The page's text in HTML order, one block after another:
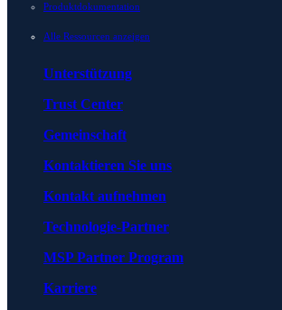
Produktdokumentation
Alle Ressourcen anzeigen
Unterstützung
Trust Center
Gemeinschaft
Kontaktieren Sie uns
Kontakt aufnehmen
Technologie-Partner
MSP Partner Program
Karriere